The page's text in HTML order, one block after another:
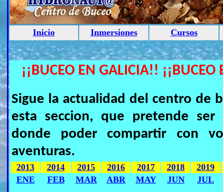
Inicio Inmersiones Cursos
¡¡BUCEO EN GALICIA!!
Sigue la actualidad del centro de
esta seccion, que pretende
donde poder compartir con
aventuras.
2013 2014 2015 2016 2017 2018
2019
ENE
FEB MAR ABR MAY JUN JUL